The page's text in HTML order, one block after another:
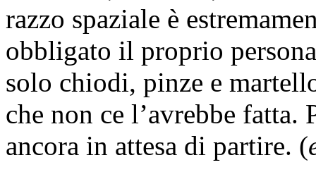
razzo spaziale è
obbligato il proprio
solo chiodi, pinze e
che non ce l’avrebbe
ancora in attesa di partire. (